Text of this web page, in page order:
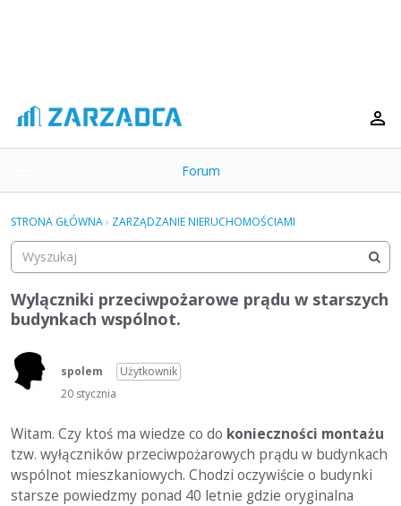
o
g
e
m
e
n
Forum
Kategorie
Dyskusje
Aktywność
STRONA GŁÓWNA› ZARZĄDZANIE NIERUCHOMOŚCIAMI
Wylączniki przeciwpożarowe prądu w starszych
budynkach wspólnot.
spolem
Użytkownik
20 stycznia
Witam. Czy ktoś ma wiedze co do konieczności montażu
tzw. wyłączników przeciwpożarowych prądu w budynkach
wspólnot mieszkaniowych. Chodzi oczywiście o budynki
starsze powiedzmy ponad 40 letnie gdzie oryginalna